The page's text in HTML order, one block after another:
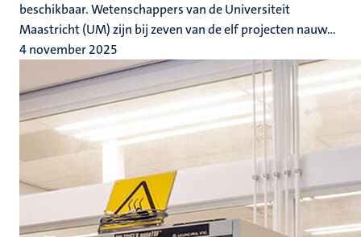
beschikbaar. Wetenschappers van de Universiteit
Maastricht (UM) zijn bij zeven van de elf projecten nauw...
4 november 2025